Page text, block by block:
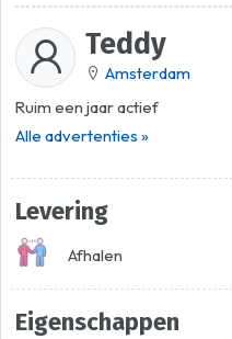
Teddy
Amsterdam
Ruim een jaar actief
Alle advertenties »
Levering
Afhalen
Eigenschappen